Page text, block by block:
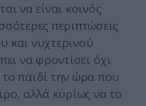
να είναι κοινός
περιπτώσεις
και νυχτερινού
να φροντίσει όχι
παιδί την ώρα που
αλλά κυρίως να το